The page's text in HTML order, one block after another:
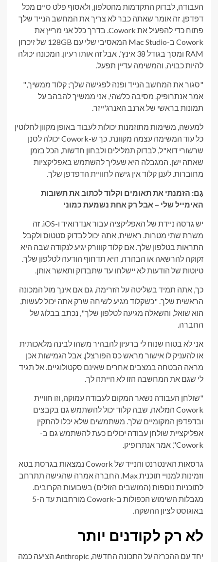
העבודה, לבדוק התקדמות מהטלפון, ולאסוף פלט סיים מכל
דפדפן. זה אומר שאתה כבר לא צריך את המחשב הנייד שלך
פתוח כדי להפעיל את Cowork. בדרך כלל אני מריץ את
Cowork ב-Mac Studio המאסיבי שלי עם 128GB של זיכרון
RAM ומסך בגודל 38 אינץ', אבל זה אותו רעיון. המכונה יכולה
להיות כבויה, והמשימה עדיין תפעל.
"סגור את המחשב הנייד ופנה לפגישה שלך; קלוד ממשיך,"
אמר אנתרופיק. מסיבה כלשהי, אני ממשיך להבהב על
תמונות בראשי של ארנב האנרג'ייזר.
למעשה, משימות מתוזמנות יכולות לעבוד באופן מקוון לחלוטין
כל עוד המשימה עצמה מקוונת. כך ש-Cowork יכולה לסנן
שרשורי דוא"ל, לבדוק תמלילים ולבחון חדשות, הכל בזמן
שאתה ישן. המגבלה היא שעליך להשתמש באפליקציות
מחוברות. לענן קלוד אין גישה לחוויית הדפדפן שלך.
גַם: הזמנתי את תאומים וקלוד לכתוב את תשובות
האימייל שלי – אבל רק אחת נשמעת כמוני
יש גרסה ניידת של האפליקציה עבור אנדרואיד ו-iOS. זה
משרת שתי מטרות. ראשית, אתה יכול לבדוק סטטוס ולקבל
התראות בטלפון שלך. אם קלוד קווורק יגיע לנקודה שבה היא
זקוקה להרשאה או הבהרה, היא תדחוף הודעה לטלפון שלך.
טיוטות של הודעות לא יישלחו עד שתבדוק ותאשר אותן.
כך, אתה תמיד בשליטה על הזרימה, גם אם אינך מול המכונה
הראשית שלך. "כשקלוד מגיע לשיחה שרק אתה יכול לעשות,
הוא שואל, והשאלה מגיעה לטלפון שלך", נכתב בבלוג של
החברה.
אני לא בטוח שנוח לי ברעיון להבהיר משהו לבינה מלאכותית
או להעניק לו אישור מראש כס הפורצלן, אבל הגמישות אכן
מראה הבטחה במצבים אחרים שאינם סקטולוגיים. אל תגיד
לי שגם את המחשבה הזו לא הייתה לך.
"שולחן העבודה נשאר המקום לעבודה עמוקה, וזו חוויית
Cowork המלאה, שבה קלוד יכול להשתמש גם בקבצים
ובדפדפן המקומיים שלך. משתמשים שלא יכלו להתקין
אפליקציית שולחן עבודה יכולים כעת להשתמש גם ב-
Cowork", אמר אנתרופיק.
גרסאות האינטרנט והנייד של Cowork נמצאות בגרסת בטא
וזמינות למנויי תוכנית Max. החברה אמרה שהגישה תתרחב
לתוכניות נוספות (המושבים הזולים) בשבועות הקרובים.
מגבלות השימוש הכפולות ב-Cowork מורחבות עד ה-5
באוגוסט לציון ההשקה.
לא רק לקודנים יותר
יחד עם ההכרזה על התכונה החדשה, Anthropic הציעה כמה